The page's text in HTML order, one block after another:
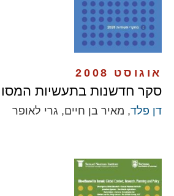
אוגוסט 2008
סקר חדשנות בתעשיות
דן פלד, מאיר בן חיים, גרי לאופר